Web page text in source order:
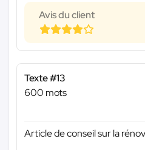
Avis du client
Texte #13
600 mots
Article de conseil sur la